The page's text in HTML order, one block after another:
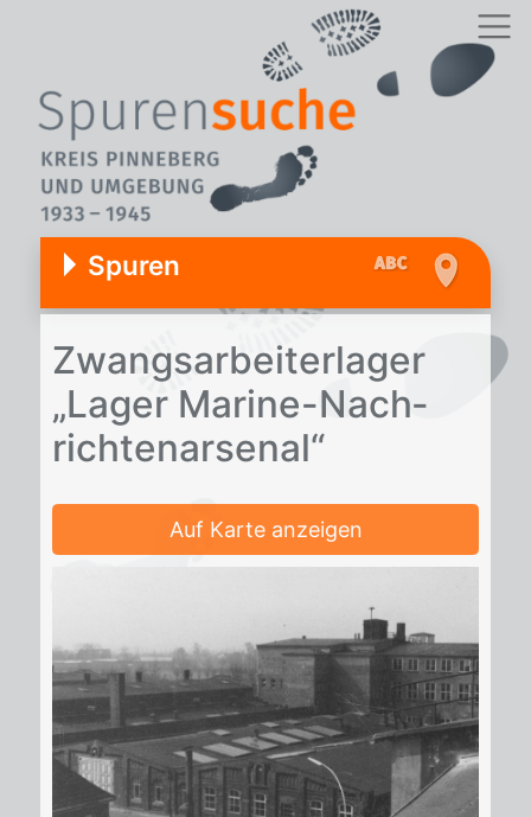
Spuren
Zwangs­ar­bei­ter­la­ger
„La­ger Ma­ri­ne-Nach­
rich­ten­ar­se­nal“
Auf Karte anzeigen